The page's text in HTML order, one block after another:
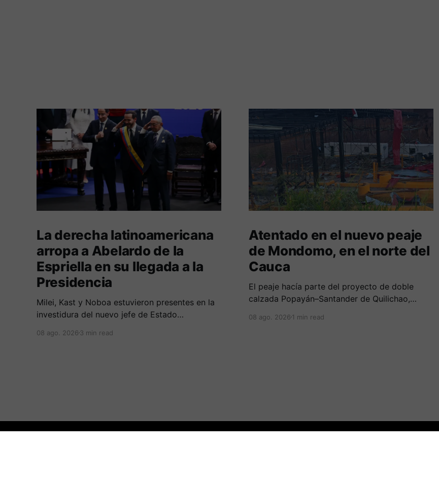
La derecha latinoamericana
arropa a Abelardo de la
Espriella en su llegada a la
Presidencia
Milei, Kast y Noboa estuvieron presentes en la
investidura del nuevo jefe de Estado
reuniones bilaterales y mensajes de
08 ago. 2026 3 min read
Atentado en el nuevo peaje
de Mondomo, en el norte del
Cauca
El peaje hacía parte del proyecto de doble
calzada Popayán–Santander de Quilichao,
08 ago. 20261 min read